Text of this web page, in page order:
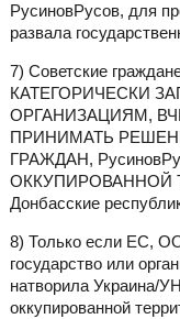
РусиновРусов, для
развала
7) Советские
КАТЕГОРИЧЕСКИ
ОРГАНИЗАЦИЯМ,
ПРИНИМАТЬ
ГРАЖДАН,
ОККУПИРОВАННОЙ
Донбасские
8) Только если ЕС,
государство или
натворила Украина/
оккупированной